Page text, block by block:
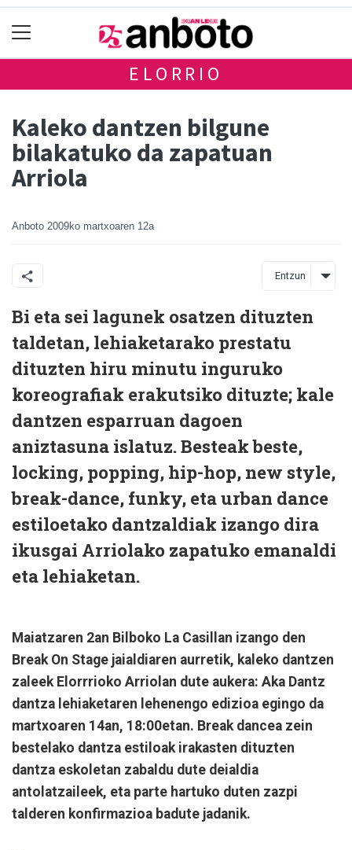
ELORRIO
Kaleko dantzen bilgune
bilakatuko da zapatuan
Arriola
Anboto 2009ko martxoaren 12a
Entzun
Bi eta sei lagunek osatzen dituzten
taldetan, lehiaketarako prestatu
dituzten hiru minutu inguruko
koreografiak erakutsiko dituzte; kale
dantzen esparruan dagoen
aniztasuna islatuz. Besteak beste,
locking, popping, hip-hop, new style,
break-dance, funky, eta urban dance
estiloetako dantzaldiak izango dira
ikusgai Arriolako zapatuko emanaldi
eta lehiaketan.
Maiatzaren 2an Bilboko La Casillan izango den
Break On Stage jaialdiaren aurretik, kaleko dantzen
zaleek Elorrrioko Arriolan dute aukera: Aka Dantz
dantza lehiaketaren lehenengo edizioa egingo da
martxoaren 14an, 18:00etan. Break dancea zein
bestelako dantza estiloak irakasten dituzten
dantza eskoletan zabaldu dute deialdia
antolatzaileek, eta parte hartuko duten zazpi
talderen konfirmazioa badute jadanik.